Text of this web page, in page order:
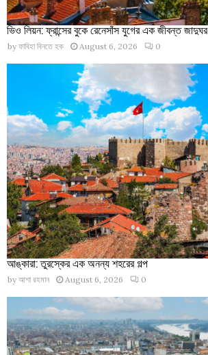
ভিও লিয়ন: ফ্রান্সের বুকে রেনেসাঁস যুগের এক জীবন্ত জাদুঘর
by ফাবিহা বিনতে হক August 6, 2026 0
আঙ্কারা: তুরস্কের এক অনন্য শহরের গল্প
by আশা রহমান August 6, 2026 0